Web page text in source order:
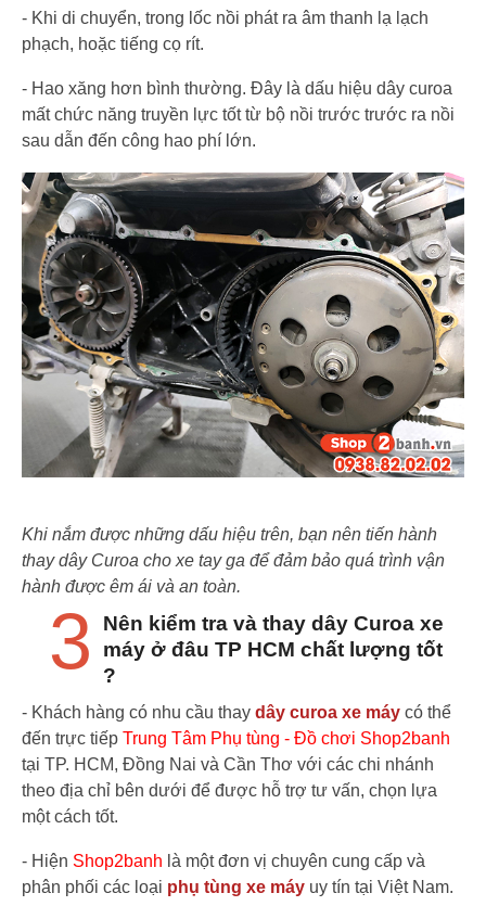
- Khi di chuyển, trong lốc nồi phát ra âm thanh lạ lạch
phạch, hoặc tiếng cọ rít.
- Hao xăng hơn bình thường. Đây là dấu hiệu dây curoa
mất chức năng truyền lực tốt từ bộ nồi trước trước ra nồi
sau dẫn đến công hao phí lớn.
Khi nắm được những dấu hiệu trên, bạn nên tiến hành
thay dây Curoa cho xe tay ga để đảm bảo quá trình vận
hành được êm ái và an toàn.
3
Nên kiểm tra và thay dây Curoa xe
máy ở đâu TP HCM chất lượng tốt
?
- Khách hàng có nhu cầu thay dây curoa xe máy có thể
đến trực tiếp Trung Tâm Phụ tùng - Đồ chơi Shop2banh
tại TP. HCM, Đồng Nai và Cần Thơ với các chi nhánh
theo địa chỉ bên dưới để được hỗ trợ tư vấn, chọn lựa
một cách tốt.
- Hiện Shop2banh là một đơn vị chuyên cung cấp và
phân phối các loại phụ tùng xe máy uy tín tại Việt Nam.